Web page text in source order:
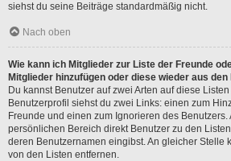
siehst du seine Beiträge standardmäßig nicht.
Nach oben
Wie kann ich Mitglieder zur Liste der Freunde
Mitglieder hinzufügen oder diese wieder aus
Du kannst Benutzer auf zwei Arten auf diese
Benutzerprofil siehst du zwei Links: einen zum
Freunde und einen zum Ignorieren des
persönlichen Bereich direkt Benutzer zu den
deren Benutzernamen eingibst. An gleicher Stelle
von den Listen entfernen.